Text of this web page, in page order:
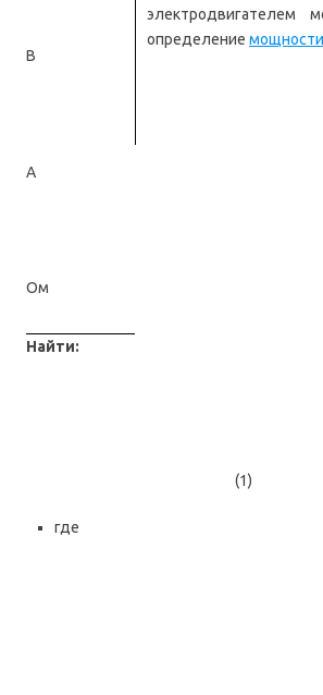
В
А
Ом
Найти:
электродвигателем
определение мощности
(1)
где